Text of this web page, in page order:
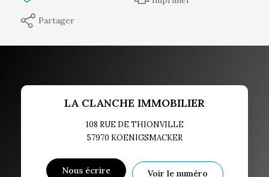
Partager
LA CLANCHE IMMOBILIER
108 RUE DE THIONVILLE
57970 KOENIGSMACKER
Nous écrire Voir le numéro